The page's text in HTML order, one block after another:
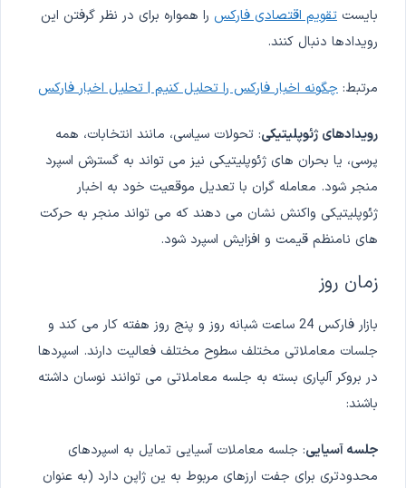
بایست تقویم اقتصادی فارکس را همواره برای در نظر گرفتن این
رویدادها دنبال کنند.
مرتبط: چگونه اخبار فارکس را تحلیل کنیم | تحلیل اخبار فارکس
رویدادهای ژئوپلیتیکی: تحولات سیاسی، مانند انتخابات، همه
پرسی، یا بحران های ژئوپلیتیکی نیز می تواند به گسترش اسپرد
منجر شود. معامله گران با تعدیل موقعیت خود به اخبار
ژئوپلیتیکی واکنش نشان می دهند که می تواند منجر به حرکت
های نامنظم قیمت و افزایش اسپرد شود.
زمان روز
بازار فارکس 24 ساعت شبانه روز و پنج روز هفته کار می کند و
جلسات معاملاتی مختلف سطوح مختلف فعالیت دارند. اسپردها
در بروکر آلپاری بسته به جلسه معاملاتی می توانند نوسان داشته
باشند:
جلسه آسیایی: جلسه معاملات آسیایی تمایل به اسپردهای
محدودتری برای جفت ارزهای مربوط به ین ژاپن دارد (به عنوان